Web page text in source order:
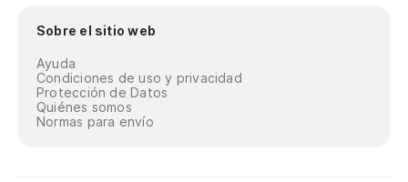
Sobre el sitio web
Ayuda
Condiciones de uso y privacidad
Protección de Datos
Quiénes somos
Normas para envío